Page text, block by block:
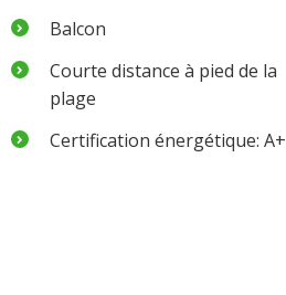
Balcon
Courte distance à pied de la
plage
Certification énergétique: A+